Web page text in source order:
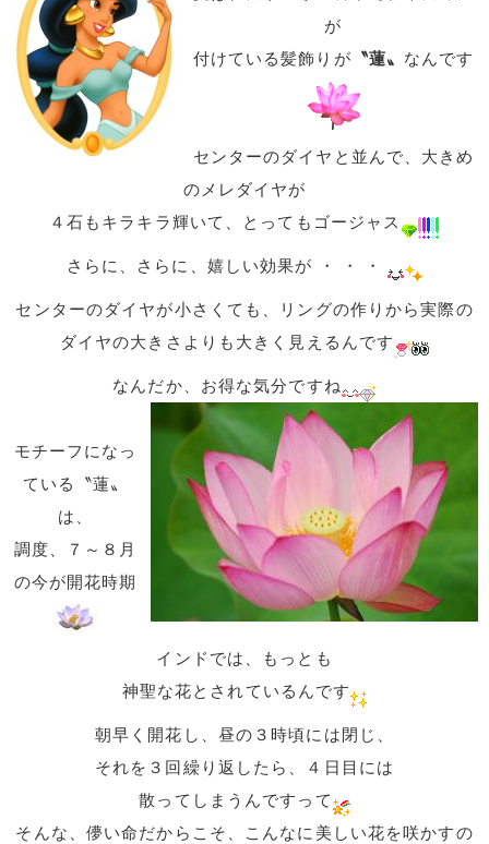
が
付けている髪飾りが 〝蓮〟 なんです
センターのダイヤと並んで、大きめ
のメレダイヤが
４石もキラキラ輝いて、とってもゴージャス
さらに、さらに、嬉しい効果が ・ ・ ・
センターのダイヤが小さくても、リングの作りから実際の
ダイヤの大きさよりも大きく見えるんです
なんだか、お得な気分ですね
モチーフになっ
ている〝蓮〟
は、
調度、７～８月
の今が開花時期
インドでは、もっとも
神聖な花とされているんです
朝早く開花し、昼の３時頃には閉じ、
それを３回繰り返したら、４日目には
散ってしまうんですって
そんな、儚い命だからこそ、こんなに美しい花を咲かすの